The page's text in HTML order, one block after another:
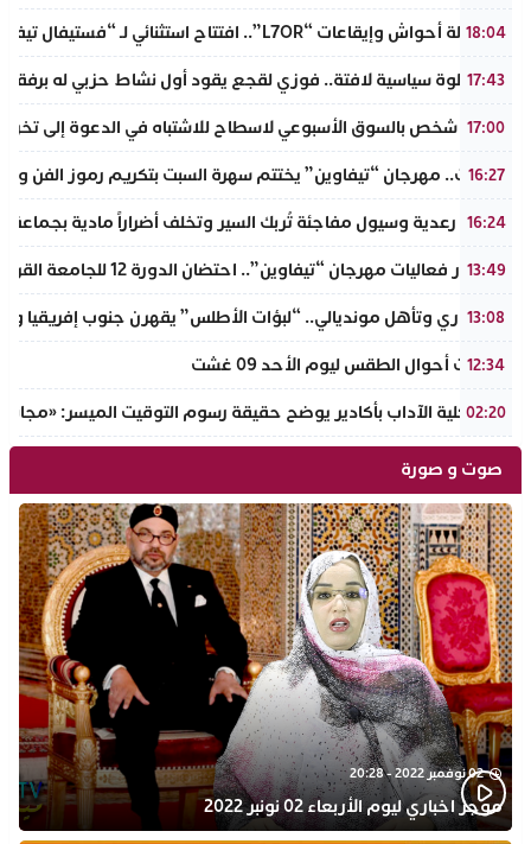
18:04
بين أصالة أحواش وإيقاعات “L7OR”.. افتتاح استثنائي لـ “فستيفال تيفاوين” بتافراوت
17:43
في خطوة سياسية لافتة.. فوزي لقجع يقود أول نشاط حزبي له برفقة
17:00
توقيف شخص بالسوق الأسبوعي لاسطاح للاشتباه في الدعوة إلى
16:27
تافراوت.. مهرجان “تيفاوين” يختتم سهرة السبت بتكريم رموز الفن
16:24
عاصفة رعدية وسيول مفاجئة تُربك السير وتخلف أضراراً مادية بجماعة
13:49
في إطار فعاليات مهرجان “تيفاوين”.. احتضان الدورة 12 للجامعة القروية “محمد خير الدين” بفضاء أزرو واضوم بأملن
13:08
​إنجاز قاري وتأهل مونديالي.. “لبؤات الأطلس” يقهرن جنوب إفريقيا
12:34
توقعات أحوال الطقس ليوم الأحد 09 غشت
02:20
عميد كلية الآداب بأكادير يوضح حقيقة رسوم التوقيت الميسر:
صوت و صورة
02 نوفمبر 2022 - 20:28
موجز اخباري ليوم الأربعاء 02 نونبر 2022